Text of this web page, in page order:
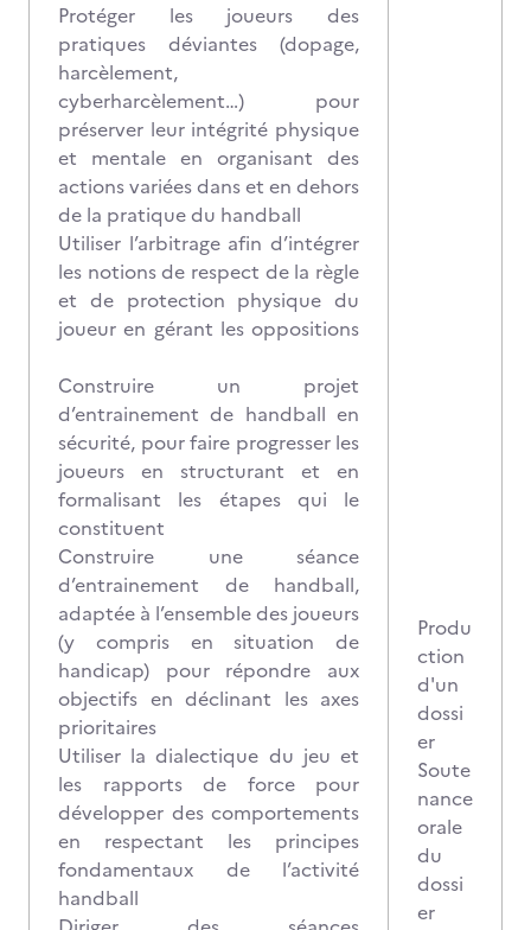
Protéger les joueurs des
pratiques déviantes (dopage,
harcèlement,
cyberharcèlement…) pour
préserver leur intégrité physique
et mentale en organisant des
actions variées dans et en dehors
de la pratique du handball
Utiliser l’arbitrage afin d’intégrer
les notions de respect de la règle
et de protection physique du
joueur en gérant les oppositions
Construire un projet
d’entrainement de handball en
sécurité, pour faire progresser les
joueurs en structurant et en
formalisant les étapes qui le
constituent
Construire une séance
d’entrainement de handball,
adaptée à l’ensemble des joueurs
(y compris en situation de
handicap) pour répondre aux
objectifs en déclinant les axes
prioritaires
Utiliser la dialectique du jeu et
les rapports de force pour
développer des comportements
en respectant les principes
fondamentaux de l’activité
handball
Produ
ction
d'un
dossi
er
Soute
nance
orale
du
dossi
er